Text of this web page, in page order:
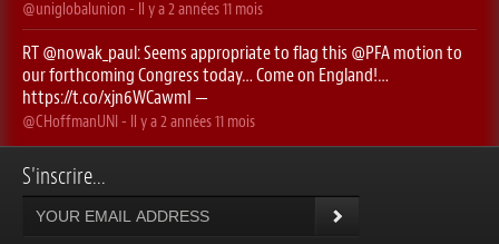
S'inscrire...
@uniglobalunion - Il y a 2 années 11 mois
RT @nowak_paul: Seems appropriate to flag this ⁦ @PFA ⁩ motion to
our forthcoming Congress today… Come on England!…
https://t.co/xjn6WCawmI —
@CHoffmanUNI - Il y a 2 années 11 mois